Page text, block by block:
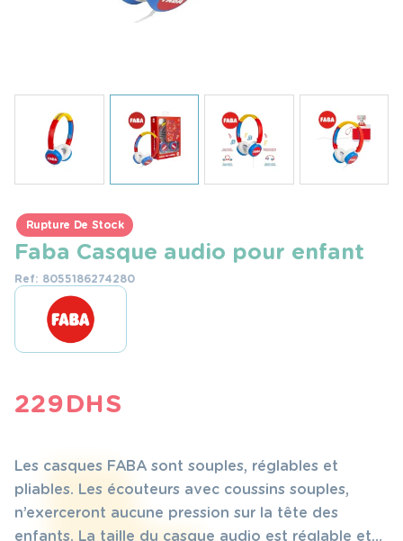
Rupture De Stock
Faba Casque audio pour enfant
Ref: 8055186274280
229DHS
Les casques FABA sont souples, réglables et
pliables. Les écouteurs avec coussins souples,
n’exerceront aucune pression sur la tête des
enfants. La taille du casque audio est réglable et